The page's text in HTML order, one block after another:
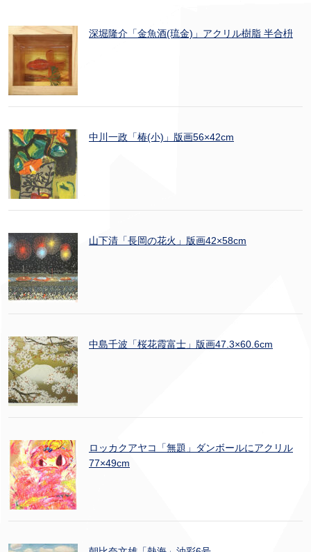
深堀隆介「金魚酒(琉金)」アクリル樹脂 半合枡
中川一政「椿(小)」版画56×42cm
山下清「長岡の花火」版画42×58cm
中島千波「桜花霞富士」版画47.3×60.6cm
ロッカクアヤコ「無題」ダンボールにアクリル
77×49cm